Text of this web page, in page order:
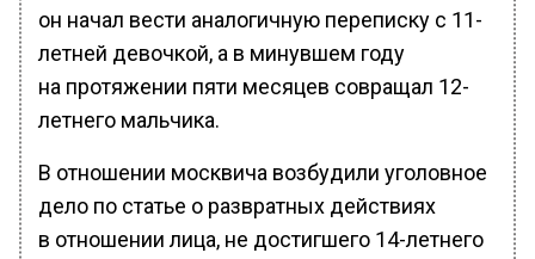
он начал вести аналогичную переписку с 11-
летней девочкой, а в минувшем году
на протяжении пяти месяцев совращал 12-
летнего мальчика.
В отношении москвича возбудили уголовное
дело по статье о развратных действиях
в отношении лица, не достигшего 14-летнего